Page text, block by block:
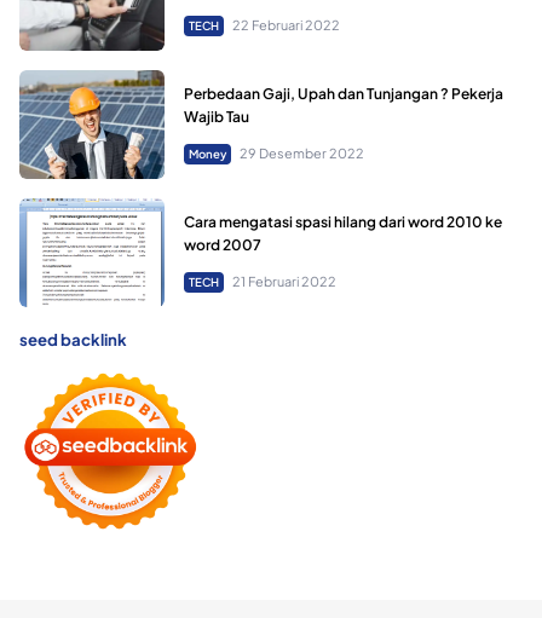
TECH 22 Februari 2022
Perbedaan Gaji, Upah dan Tunjangan ? Pekerja
Wajib Tau
Money 29 Desember 2022
Cara mengatasi spasi hilang dari word 2010 ke
word 2007
TECH 21 Februari 2022
seed backlink